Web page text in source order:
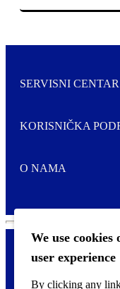
We use
user experience
By clicking any
SERVISNI CENTAR
KORISNIČKA
O NAMA